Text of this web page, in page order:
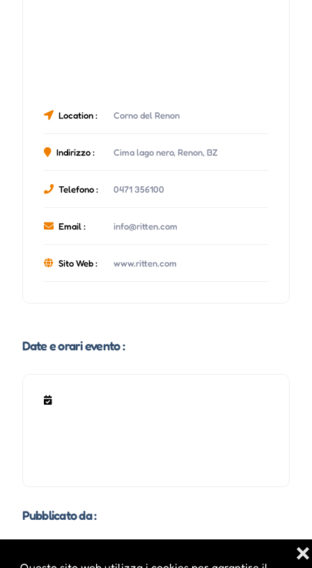
❌
Location : Corno del Renon
Indirizzo : Cima lago nero, Renon, BZ
Telefono : 0471 356100
Email : info@ritten.com
Sito Web : www.ritten.com
Date e orari evento :
Pubblicato da :